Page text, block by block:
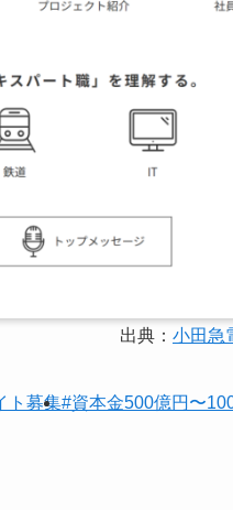
出典： 小田急
ト募集#資本金500億円〜